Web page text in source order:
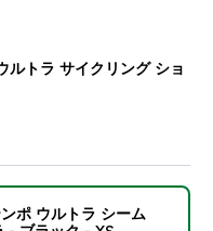
ルトラ サイクリング ショ
ポ ウルトラ シーム